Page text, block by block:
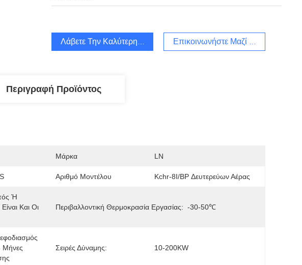
Λάβετε Την Καλύτερη Τιμή Επικοινωνήστε Μαζί Μας
Περιγραφή Προϊόντος
Μάρκα LN
Αριθμό Μοντέλου Kchr-8I/BP Δευτερεύων Αέρας
Ή
Και Οι
Περιβαλλοντική Θερμοκρασία Εργασίας: -30-50℃
Μήνες
Σειρές Δύναμης: 10-200KW